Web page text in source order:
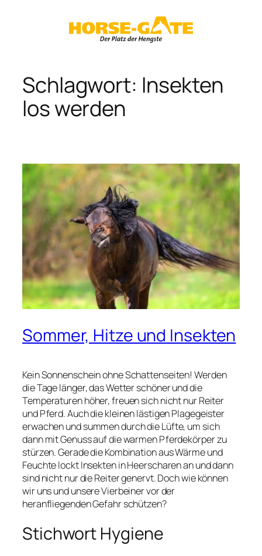
Schlagwort: Insekten
los werden
Sommer, Hitze und Insekten
Kein Sonnenschein ohne Schattenseiten! Werden
die Tage länger, das Wetter schöner und die
Temperaturen höher, freuen sich nicht nur Reiter
und Pferd. Auch die kleinen lästigen Plagegeister
erwachen und summen durch die Lüfte, um sich
dann mit Genuss auf die warmen Pferdekörper zu
stürzen. Gerade die Kombination aus Wärme und
Feuchte lockt Insekten in Heerscharen an und dann
sind nicht nur die Reiter genervt. Doch wie können
wir uns und unsere Vierbeiner vor der
heranfliegenden Gefahr schützen?
Stichwort Hygiene